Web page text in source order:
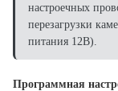
настроечных
перезагрузки
питания 12В).
Программная